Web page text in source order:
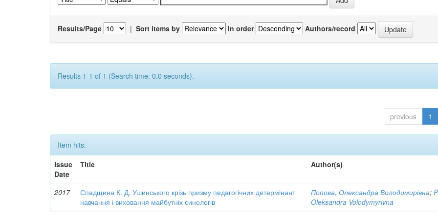
Results/Page | Sort items by In order Authors/record
Results 1-1 of 1 (Search time: 0.0 seconds).
previous 1
Item hits:
Issue
Date
Title Author(s)
2017
Спадщина К. Д. Ушинського крізь призму педагогічних детермінант
навчання і виховання майбутніх синологів
Попова, Олександра Володимирівна;
Oleksandra Volodymyrivna